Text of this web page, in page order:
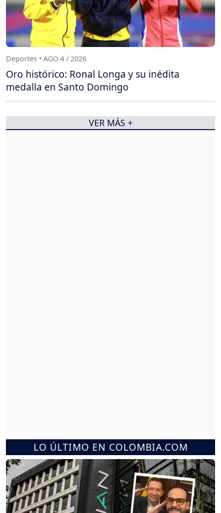
LO ÚLTIMO EN COLOMBIA.COM
Deportes • AGO 4 / 2026
Oro histórico: Ronal Longa y su inédita
medalla en Santo Domingo
VER MÁS +